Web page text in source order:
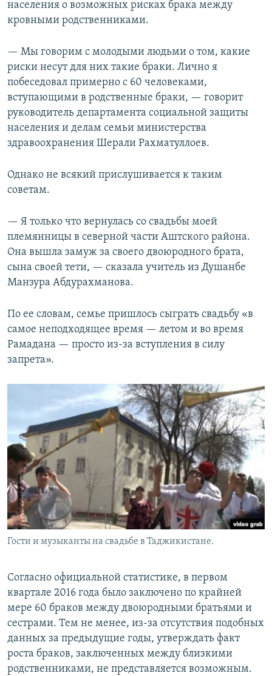
населения о возможных рисках брака между
кровными родственниками.
— Мы говорим с молодыми людьми о том, какие
риски несут для них такие браки. Лично я
побеседовал примерно с 60 человеками,
вступающими в родственные браки, — говорит
руководитель департамента социальной защиты
населения и делам семьи министерства
здравоохранения Шерали Рахматуллоев.
Однако не всякий прислушивается к таким
советам.
— Я только что вернулась со свадьбы моей
племянницы в северной части Аштского района.
Она вышла замуж за своего двоюродного брата,
сына своей тети, — сказала учитель из Душанбе
Манзура Абдурахманова.
По ее словам, семье пришлось сыграть свадьбу «в
самое неподходящее время — летом и во время
Рамадана — просто из-за вступления в силу
запрета».
Гости и музыканты на свадьбе в Таджикистане.
Согласно официальной статистике, в первом
квартале 2016 года было заключено по крайней
мере 60 браков между двоюродными братьями и
сестрами. Тем не менее, из-за отсутствия подобных
данных за предыдущие годы, утверждать факт
роста браков, заключенных между близкими
родственниками, не представляется возможным.